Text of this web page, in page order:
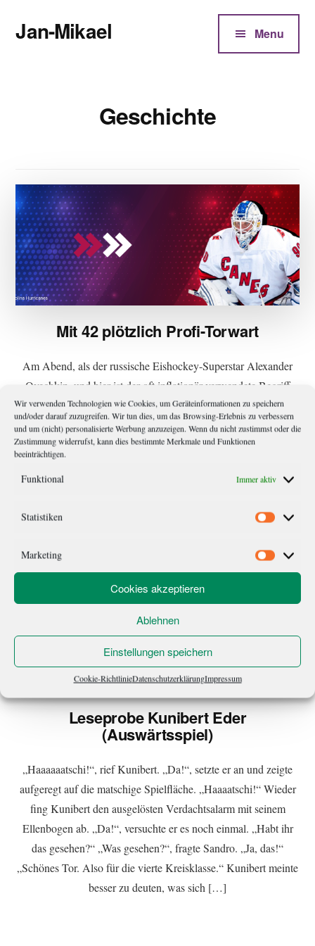
Wir verwenden Technologien wie Cookies, um Geräteinformationen zu speichern
und/oder darauf zuzugreifen. Wir tun dies, um das Browsing-Erlebnis zu verbessern
und um (nicht) personalisierte Werbung anzuzeigen. Wenn du nicht zustimmst oder die
Zustimmung widerrufst, kann dies bestimmte Merkmale und Funktionen
beeinträchtigen.
Funktional Immer aktiv
Statistiken
Marketing
Cookies akzeptieren
Ablehnen
Einstellungen speichern
Cookie-RichtlinieDatenschutzerklärungImpressum
Inhalt
springen
menu
Jan-Mikael Menu
Geschichte
Mit 42 plötzlich Profi-Torwart
Am Abend, als der russische Eishockey-Superstar Alexander
Ovechkin, und hier ist der oft inflationär verwendete Begriff
Superstar unbedingt gerechtfertigt, in seiner nunmehr
fünfzehnjährigen NHL-Profikarriere seine persönliches
Torkonto auf unglaubliche 700 Treffer aufstockte, war es ein
Zamboni-Fahrer aus Toronto, der ihm die Schlagzeilen stahl.
Storm Brew, you are amazing!!!! https://t.co/Gvvz7jP2Dn —
Leseprobe Kunibert Eder
(Auswärtsspiel)
„Haaaaaatschi!“, rief Kunibert. „Da!“, setzte er an und zeigte
aufgeregt auf die matschige Spielfläche. „Haaaatschi!“ Wieder
fing Kunibert den ausgelösten Verdachtsalarm mit seinem
Ellenbogen ab. „Da!“, versuchte er es noch einmal. „Habt ihr
das gesehen?“ „Was gesehen?“, fragte Sandro. „Ja, das!“
„Schönes Tor. Also für die vierte Kreisklasse.“ Kunibert meinte
besser zu deuten, was sich […]